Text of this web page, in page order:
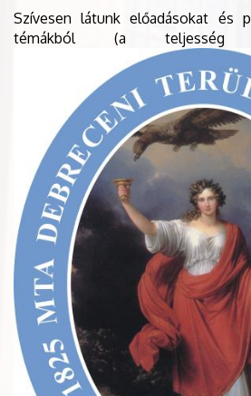
Szívesen látunk előadásokat és
témákból (a teljesség